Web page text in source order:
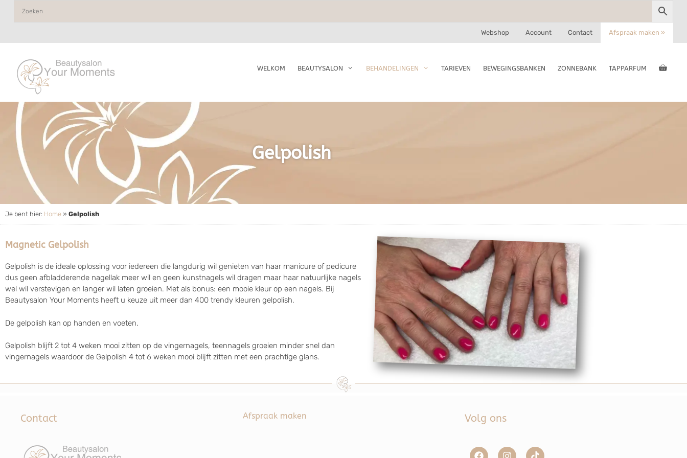
Webshop Account Contact Afspraak maken »
WELKOM BEAUTYSALON BEHANDELINGEN TARIEVEN BEWEGINGSBANKEN ZONNEBANK TAPPARFUM
Gelpolish
Je bent hier: Home » Gelpolish
Magnetic Gelpolish
Gelpolish is de ideale oplossing voor iedereen die langdurig wil genieten van haar manicure of pedicure
dus geen afbladderende nagellak meer wil en geen kunstnagels wil dragen maar haar natuurlijke nagels
wel wil verstevigen en langer wil laten groeien. Met als bonus: een mooie kleur op een nagels. Bij
Beautysalon Your Moments heeft u keuze uit meer dan 400 trendy kleuren gelpolish.
De gelpolish kan op handen en voeten.
Gelpolish blijft 2 tot 4 weken mooi zitten op de vingernagels, teennagels groeien minder snel dan
vingernagels waardoor de Gelpolish 4 tot 6 weken mooi blijft zitten met een prachtige glans.
Contact Afspraak maken Volg ons